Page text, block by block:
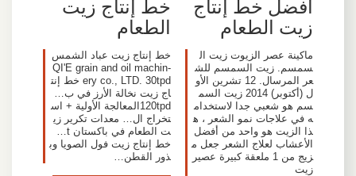
أفضل خط إنتاج
زيت الطعام
ماكينة عصر الزيوت زيت ال
سمسم. زيت السمسم للش
عر المرسال. 12 تشرين الأو
ل (أكتوبر) 2014 زيت السم
سم هو شعبي جدا لاستخدام
ه في علاجات نمو الشعر ، ه
ذا الزيت هو واحد من أفضل
الأعشاب لعلاج الشعر جعل م
زيج من 1 ملعقة كبيرة عصير
زيت
خط إنتاج زيت
الطعام
خط إنتاج زيت عباد الشمس
-QI'E grain and oil machin
ery co., LTD. 30tpd خط إنت
اج زيت نخالة الأرز في ب…
120tpdالمعالجة الأولية + اس
تخراج ال… معدات تكرير زي
ت الطعام في باكستان t…
خط إنتاج زيت فول الصويا وب
ذور القطن…